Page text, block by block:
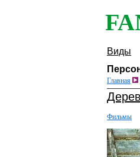
Виды
Главная
Фильмы